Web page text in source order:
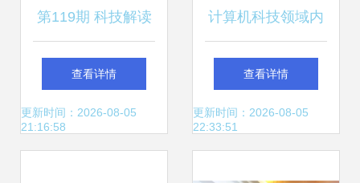
第119期 科技解读
——特斯拉AI日全
纪录 自研训练芯
查看详情
更新时间：2026-08-05
21:16:58
计算机科技领域内
技术开发中的专家
系统知识库存储策
查看详情
更新时间：2026-08-05
22:33:51